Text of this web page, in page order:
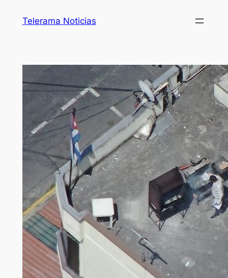
Telerama Noticias